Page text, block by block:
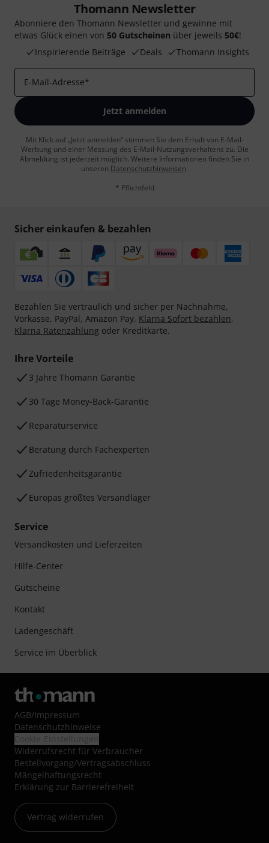
Thomann Newsletter
Abonniere den Thomann Newsletter und gewinne mit
etwas Glück einen von 50 Gutscheinen über jeweils 50€!
Inspirierende Beiträge
Deals Thomann Insights
E-Mail-Adresse*
Jetzt anmelden
Mit Klick auf „Jetzt anmelden“ stimmen Sie dem Erhalt von E-Mail-
Werbung und einer Messung des E-Mail-Nutzungsverhaltens zu. Die
Abmeldung ist jederzeit möglich. Weitere Informationen finden Sie in
unseren Datenschutzhinweisen.
* Pflichtfeld
Sicher einkaufen & bezahlen
Bezahlen Sie vertraulich und sicher per Nachnahme,
Vorkasse, PayPal, Amazon Pay, Klarna Sofort bezahlen,
Klarna Ratenzahlung oder Kreditkarte.
Ihre Vorteile
3 Jahre Thomann Garantie
30 Tage Money-Back-Garantie
Reparaturservice
Beratung durch Fachexperten
Zufriedenheitsgarantie
Europas größtes Versandlager
Service
Versandkosten und Lieferzeiten
Hilfe-Center
Gutscheine
Kontakt
Ladengeschäft
Service im Überblick
AGB/Impressum
Datenschutzhinweise
Widerrufsrecht für Verbraucher
Bestellvorgang/Vertragsabschluss
Mängelhaftungsrecht
Erklärung zur Barrierefreiheit
Vertrag widerrufen